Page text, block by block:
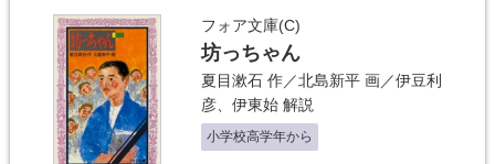
フォア文庫(C)
坊っちゃん
夏目漱石 作／北島新平 画／伊豆利
彦、伊東始 解説
小学校高学年から